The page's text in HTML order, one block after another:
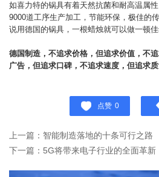
如喜力特的锅具有着天然抗菌和耐高温属
9000道工序生产加工，节能环保，极佳的
说用德国的锅具，一根蜡烛就可以做一顿佳
德国制造，不追求价格，但追求价值，不
广告，但追求口碑，不追求速度，但追求质
点赞 0
上一篇：智能制造落地的十条可行之路
下一篇：5G将带来电子行业的全面革新